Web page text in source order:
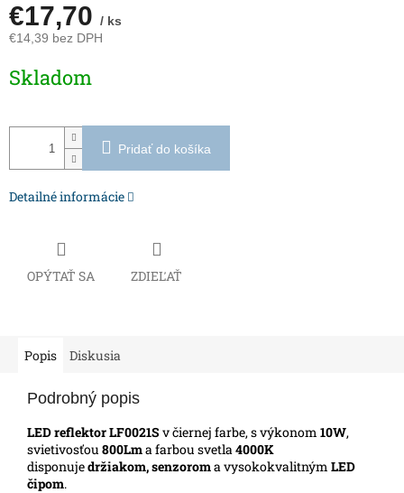
€17,70 / ks
€14,39 bez DPH
cena:
Skladom
Pridať do košíka
Detailné informácie
OPÝTAŤ SA ZDIEĽAŤ
Popis Diskusia
Podrobný popis
LED reflektor LF0021S v čiernej farbe, s výkonom 10W,
svietivosťou 800Lma farbou svetla4000K
disponujedržiakom, senzoroma vysokokvalitným LED
čipom.